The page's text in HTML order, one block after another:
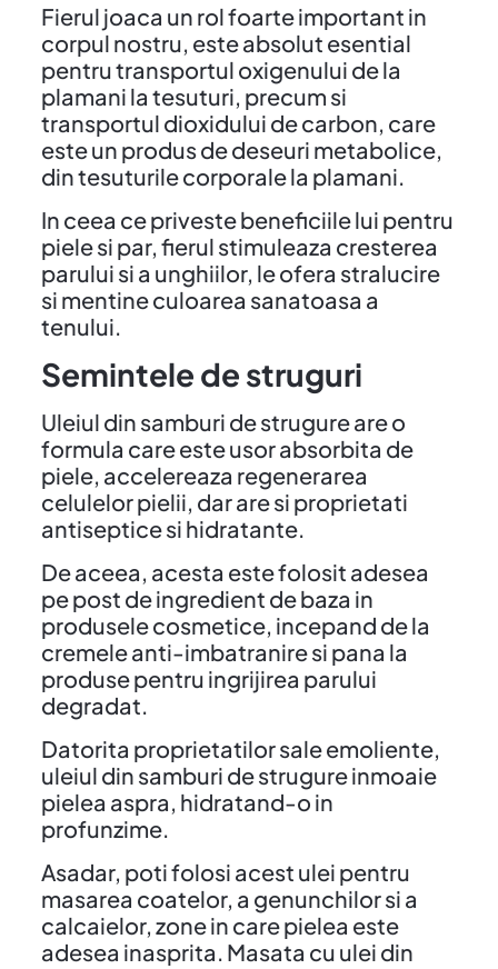
Fierul joaca un rol foarte important in
corpul nostru, este absolut esential
pentru transportul oxigenului de la
plamani la tesuturi, precum si
transportul dioxidului de carbon, care
este un produs de deseuri metabolice,
din tesuturile corporale la plamani.
In ceea ce priveste beneficiile lui pentru
piele si par, fierul stimuleaza cresterea
parului si a unghiilor, le ofera stralucire
si mentine culoarea sanatoasa a
tenului.
Semintele de struguri
Uleiul din samburi de strugure are o
formula care este usor absorbita de
piele, accelereaza regenerarea
celulelor pielii, dar are si proprietati
antiseptice si hidratante.
De aceea, acesta este folosit adesea
pe post de ingredient de baza in
produsele cosmetice, incepand de la
cremele anti-imbatranire si pana la
produse pentru ingrijirea parului
degradat.
Datorita proprietatilor sale emoliente,
uleiul din samburi de strugure inmoaie
pielea aspra, hidratand-o in
profunzime.
Asadar, poti folosi acest ulei pentru
masarea coatelor, a genunchilor si a
calcaielor, zone in care pielea este
adesea inasprita. Masata cu ulei din